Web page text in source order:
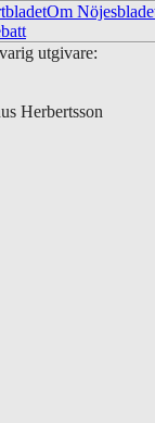
Om
utgivare:
Herbertsson